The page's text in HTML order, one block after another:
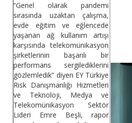
“Genel olarak pandemi
sırasında uzaktan çalışma,
evde eğitim ve eğlencede
yaşanan ağ kullanım artışı
karşısında telekomünikasyon
şirketlerinin başarılı bir
performans sergilediklerini
gözlemledik” diyen EY Türkiye
Risk Danışmanlığı Hizmetleri
ve Teknoloji, Medya ve
Telekomünikasyon Sektör
Lideri Emre Beşli, rapor